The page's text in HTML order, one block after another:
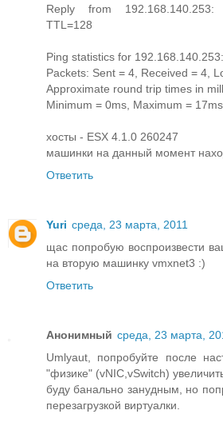
Reply from 192.168.140.253:
TTL=128
Ping statistics for 192.168.140.253:
Packets: Sent = 4, Received = 4,
Approximate round trip times in
Minimum = 0ms, Maximum =
хосты - ESX 4.1.0 260247
машинки на данный момент
Ответить
Yuri среда, 23 марта, 2011
щас попробую воспроизвести
на вторую машинку vmxnet3 :)
Ответить
Анонимный среда, 23 марта,
Umlyaut, попробуйте после
"физике" (vNIC,vSwitch)
буду банально занудным, но
перезагрузкой виртуалки.